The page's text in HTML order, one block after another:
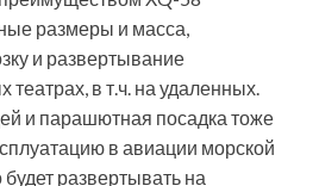
размеры и масса,
и развертывание
театрах, в т.ч. на удаленных.
и парашютная посадка тоже
в авиации морской
развертывать на